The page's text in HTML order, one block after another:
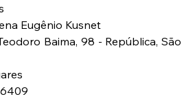
Eugênio Kusnet
Baima, 98 - República, São
6409